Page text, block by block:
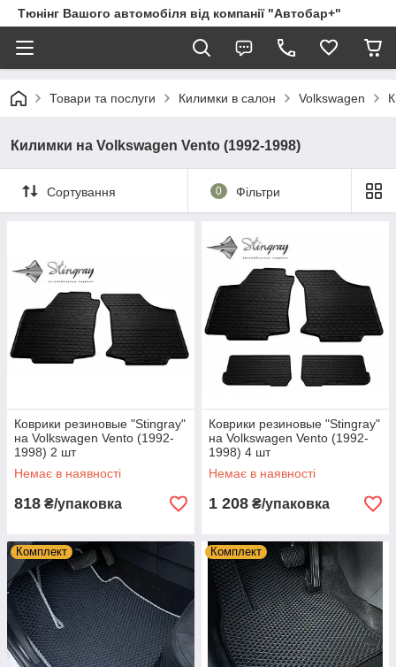
Тюнінг Вашого автомобіля від компанії "Автобар+"
Товари та послуги Килимки в салон Volkswagen
Килимки на Volkswagen Vento (1992-1998)
Сортування 0 Фільтри
Коврики резиновые "Stingray"
на Volkswagen Vento (1992-
1998) 2 шт
Немає в наявності
818 ₴/упаковка
Коврики резиновые "Stingray"
на Volkswagen Vento (1992-
1998) 4 шт
Немає в наявності
1 208 ₴/упаковка
Комплект Комплект